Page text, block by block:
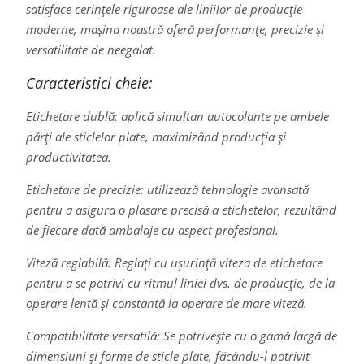
satisface cerințele riguroase ale liniilor de producție
moderne, mașina noastră oferă performanțe, precizie și
versatilitate de neegalat.
Caracteristici cheie:
Etichetare dublă: aplică simultan autocolante pe ambele
părți ale sticlelor plate, maximizând producția și
productivitatea.
Etichetare de precizie: utilizează tehnologie avansată
pentru a asigura o plasare precisă a etichetelor, rezultând
de fiecare dată ambalaje cu aspect profesional.
Viteză reglabilă: Reglați cu ușurință viteza de etichetare
pentru a se potrivi cu ritmul liniei dvs. de producție, de la
operare lentă și constantă la operare de mare viteză.
Compatibilitate versatilă: Se potrivește cu o gamă largă de
dimensiuni și forme de sticle plate, făcându-l potrivit